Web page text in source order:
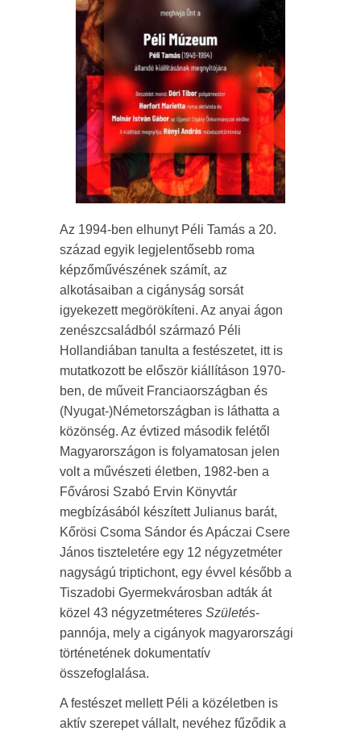
Az 1994-ben elhunyt Péli Tamás a 20.
század egyik legjelentősebb roma
képzőművészének számít, az
alkotásaiban a cigányság sorsát
igyekezett megörökíteni. Az anyai ágon
zenészcsaládból származó Péli
Hollandiában tanulta a festészetet, itt is
mutatkozott be először kiállításon 1970-
ben, de műveit Franciaországban és
(Nyugat-)Németországban is láthatta a
közönség. Az évtized második felétől
Magyarországon is folyamatosan jelen
volt a művészeti életben, 1982-ben a
Fővárosi Szabó Ervin Könyvtár
megbízásából készített Julianus barát,
Kőrösi Csoma Sándor és Apáczai Csere
János tiszteletére egy 12 négyzetméter
nagyságú triptichont, egy évvel később a
Tiszadobi Gyermekvárosban adták át
közel 43 négyzetméteres Születés-
pannója, mely a cigányok magyarországi
történetének dokumentatív
összefoglalása.
A festészet mellett Péli a közéletben is
aktív szerepet vállalt, nevéhez fűződik a